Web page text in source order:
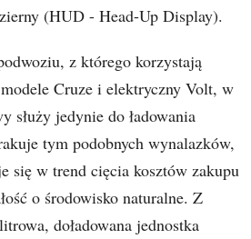
(HUD - Head-Up Display).
z którego korzystają
Cruze i elektryczny Volt, w
służy jedynie do ładowania
tym podobnych wynalazków,
się w trend cięcia kosztów zakupu
o środowisko naturalne. Z
doładowana jednostka